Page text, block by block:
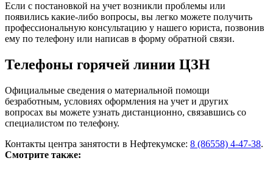
Если с постановкой на учет возникли проблемы или
появились какие-либо вопросы, вы легко можете получить
профессиональную консультацию у нашего юриста, позвонив
ему по телефону или написав в форму обратной связи.
Телефоны горячей линии ЦЗН
Официальные сведения о материальной помощи
безработным, условиях оформления на учет и других
вопросах вы можете узнать дистанционно, связавшись со
специалистом по телефону.
Контакты центра занятости в Нефтекумске: 8 (86558) 4-47-38.
Смотрите также: